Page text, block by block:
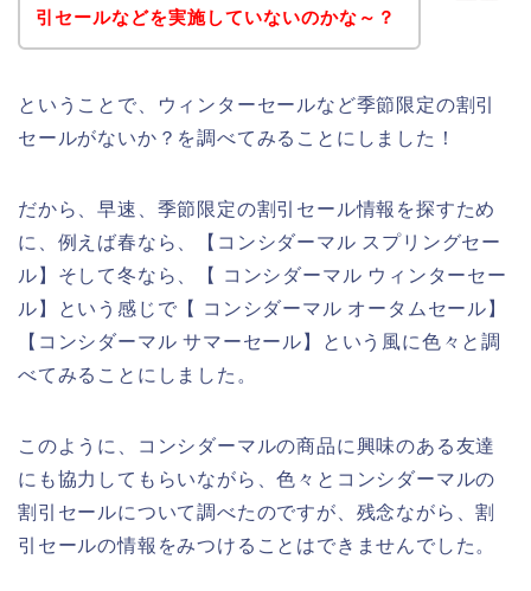
引セールなどを実施していないのかな～？
ということで、ウィンターセールなど季節限定の割引
セールがないか？を調べてみることにしました！
だから、早速、季節限定の割引セール情報を探すため
に、例えば春なら、【コンシダーマル スプリングセー
ル】そして冬なら、【 コンシダーマル ウィンターセー
ル】という感じで【 コンシダーマル オータムセール】
【コンシダーマル サマーセール】という風に色々と調
べてみることにしました。
このように、コンシダーマルの商品に興味のある友達
にも協力してもらいながら、色々とコンシダーマルの
割引セールについて調べたのですが、残念ながら、割
引セールの情報をみつけることはできませんでした。